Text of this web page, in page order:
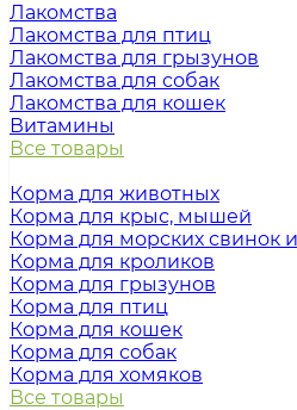
Лакомства
Лакомства для птиц
Лакомства для грызунов
Лакомства для собак
Лакомства для кошек
Витамины
Все товары
Корма для животных
Корма для крыс, мышей
Корма для морских свинок
Корма для кроликов
Корма для грызунов
Корма для птиц
Корма для кошек
Корма для собак
Корма для хомяков
Все товары